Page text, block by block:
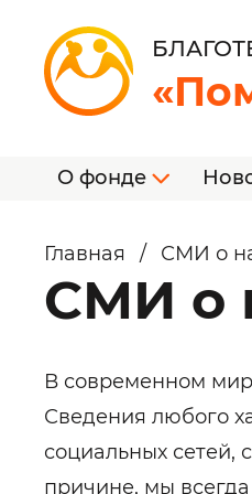
О фонде
Главная / СМИ о
СМИ о
В современном
Сведения любого
социальных сетей,
причине, мы